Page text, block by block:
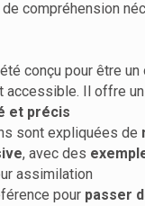
compréhension
conçu pour être
accessible. Il offre
et précis
sont expliquées de
, avec des
assimilation
pour passer